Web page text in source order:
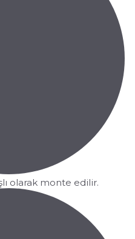
olarak monte edilir.